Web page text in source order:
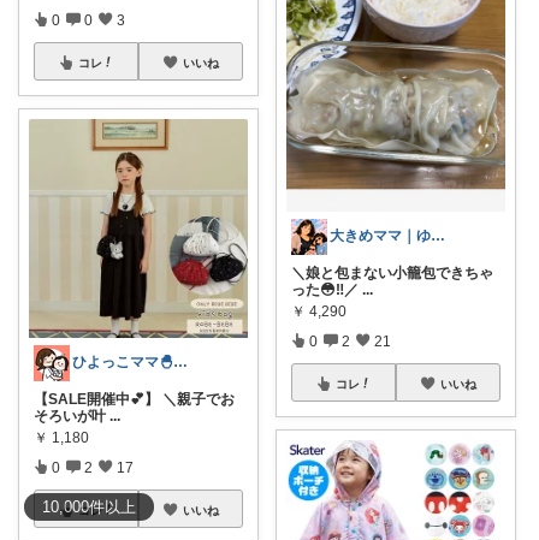
10,000件以上
0 0 3
コレ いいね
ひよっこママ🐣𓂃ゆるっと育児と暮らし
【SALE開催中💕】 ＼親子でお
そろいが叶 ...
￥ 1,180
0 2 17
コレ いいね
大きめママ｜ゆる育児と暮らしアイテム
＼娘と包まない小籠包できちゃ
った😳‼️／ ...
￥ 4,290
0 2 21
コレ いいね